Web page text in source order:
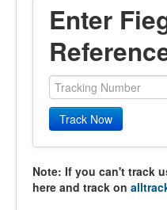
Enter
Track Now
Note: If you can't track
here and track on